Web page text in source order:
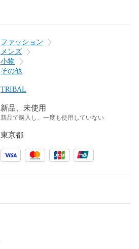
ファッション
メンズ
小物
その他
TRIBAL
新品、未使用
新品で購入し、一度も使用していない
東京都